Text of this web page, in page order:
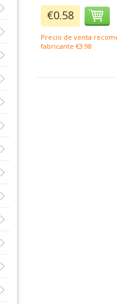
€0.58
Precio de venta
fabricante €3.98